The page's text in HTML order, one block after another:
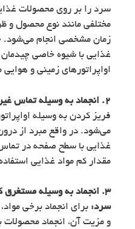
سرد را بر روی محصولات
مختلفی مانند نوع محصول و
زمان مشخصی انجام می‌شود.
غذایی با شیوه خاصی
اواپراتورهای زمینی و
2. انجماد به وسیله تماس غیر مستقیم:
فریز کردن به وسیله
می‌شود. در واقع مبرد از
غذایی با سطح صفحه در
مقدار کم مواد غذایی
3. انجماد به وسیله
سرد: برای انجماد برخی
و مزیت آن، انجماد محصولات